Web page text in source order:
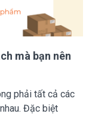
mà bạn nên
phải tất cả các
Đặc biệt